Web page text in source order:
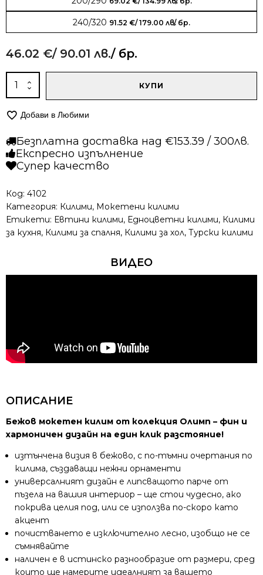
240/320 91.52 €/ 179.00 лв./ бр.
46.02 €/ 90.01 лв./ бр.
количество
килим
Олимп
2415
Бежов
КУПИ
Добави в Любими
Безплатна доставка над €153.39 / 300лв.
Експресно изпълнение
Супер качество
Код: 4102
Категория: Килими, Мокетени килими
Етикети: Евтини килими, Едноцветни килими, Килими
за кухня, Килими за спалня, Килими за хол, Турски килими
ВИДЕО
ОПИСАНИЕ
Бежов мокетен килим от колекция Олимп – фин и
хармоничен дизайн на един клик разстояние!
изтънчена визия в бежово, с по-тъмни очертания по
килима, създаващи нежни орнаменти
универсалният дизайн е липсващото парче от
пъзела на вашия интериор – ще стои чудесно, ако
покрива целия под, или се използва по-скоро като
акцент
почистването е изключително лесно, изобщо не се
съмнявайте
наличен е в истинско разнообразие от размери, сред
които ще намерите идеалният за вашето